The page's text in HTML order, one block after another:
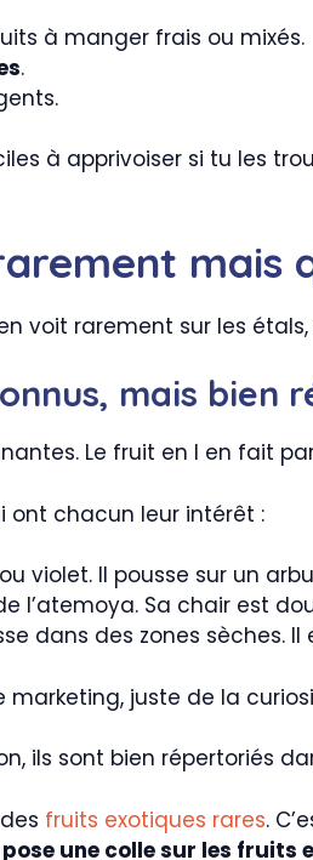
à manger frais ou mixés.
.
à apprivoiser si tu les
voit rarement sur les
mais bien
Le fruit en I en fait
ont chacun leur intérêt :
violet. Il pousse sur un
l’atemoya. Sa chair est
dans des zones sèches.
marketing, juste de la
ils sont bien répertoriés
fruits exotiques rares.
une colle sur les fruits